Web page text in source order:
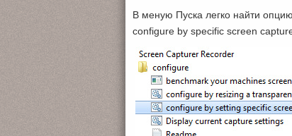
В меную Пуска легко найти
configure by specific screen